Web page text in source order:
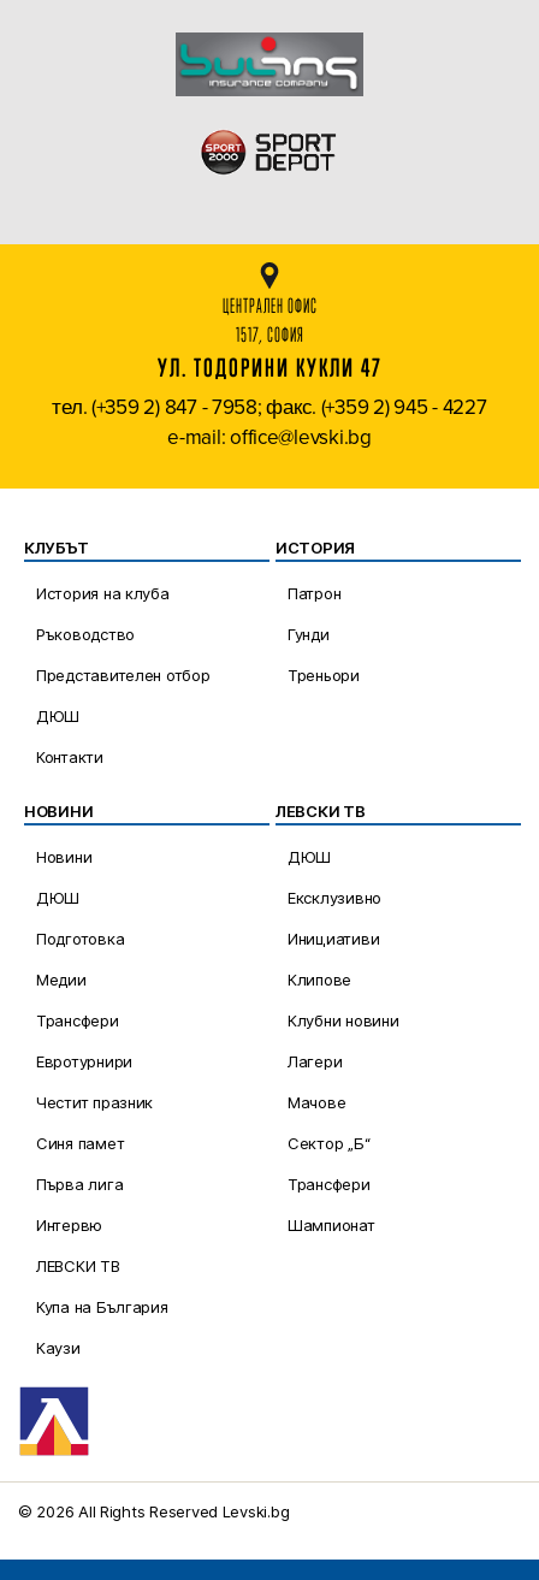
ЦЕНТРАЛЕН ОФИС
1517, СОФИЯ
УЛ. ТОДОРИНИ КУКЛИ 47
тел. (+359 2) 847 - 7958; факс. (+359 2) 945 - 4227
e-mail: office@levski.bg
КЛУБЪТ
История на клуба
Ръководство
Представителен отбор
ДЮШ
Контакти
ИСТОРИЯ
Патрон
Гунди
Треньори
НОВИНИ
Новини
ДЮШ
Подготовка
Медии
Трансфери
Евротурнири
Честит празник
Синя памет
Първа лига
Интервю
ЛЕВСКИ ТВ
Купа на България
Каузи
ЛЕВСКИ ТВ
ДЮШ
Ексклузивно
Инициативи
Клипове
Клубни новини
Лагери
Мачове
Сектор „Б“
Трансфери
Шампионат
© 2026 All Rights Reserved Levski.bg